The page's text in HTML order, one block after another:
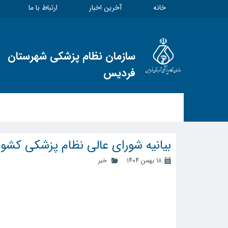
خانه آخرین اخبار ارتباط با ما
سازمان نظام پزشکی شهرستان
فردیس
بیانیه شورای عالی نظام پزشکی
۱۸ بهمن ۱۴۰۴ خبر